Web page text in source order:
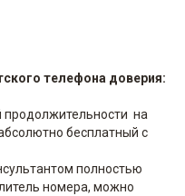
телефона доверия:
продолжительности на
бесплатный с
полностью
номера, можно